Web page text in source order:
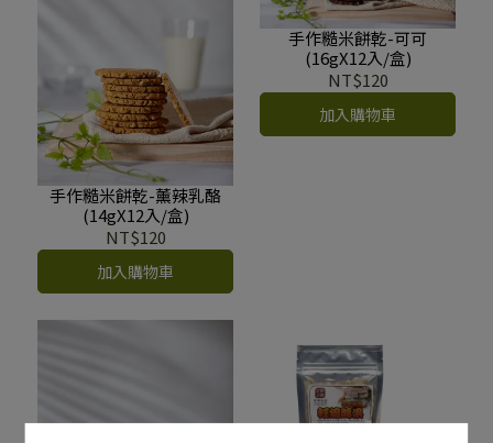
手作糙米餅乾-薰辣乳酪
(14gX12入/盒)
NT$120
加入購物車
手作糙米餅乾-可可
(16gX12入/盒)
NT$120
加入購物車